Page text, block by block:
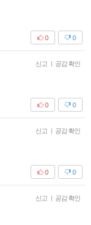
0
0
신고 | 공감 확인
0
0
신고 | 공감 확인
0
0
신고 | 공감 확인